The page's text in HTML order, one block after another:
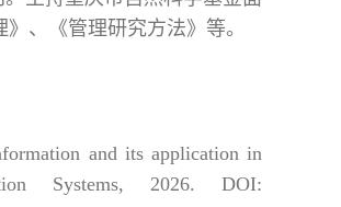
、《管理研究方法》等。
and its application in
Systems, 2026. DOI: